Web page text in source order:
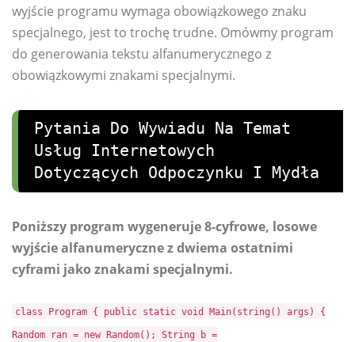
wyjście programu wymaga obowiązkowego znaku
specjalnego, jest to trochę trudne. Omówmy program
do generowania tekstu alfanumerycznego z
obowiązkowymi znakami specjalnymi.
Pytania Do Wywiadu Na Temat
Usług Internetowych
Dotyczących Odpoczynku I Mydła
Poniższy program wygeneruje 8-cyfrowe, losowe
wyjście alfanumeryczne z dwiema ostatnimi
cyframi jako znakami specjalnymi.
class Program { public static void Main(string() args) {
Random ran = new Random(); String b =